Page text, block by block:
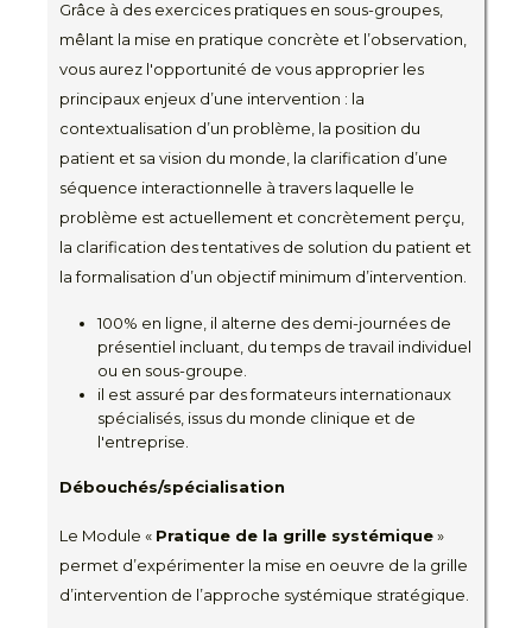
Grâce à des exercices pratiques en sous-groupes,
mêlant la mise en pratique concrète et l’observation,
vous aurez l'opportunité de vous approprier les
principaux enjeux d’une intervention : la
contextualisation d’un problème, la position du
patient et sa vision du monde, la clarification d’une
séquence interactionnelle à travers laquelle le
problème est actuellement et concrètement perçu,
la clarification des tentatives de solution du patient et
la formalisation d’un objectif minimum d’intervention.
100% en ligne, il alterne des demi-journées de
présentiel incluant, du temps de travail individuel
ou en sous-groupe.
il est assuré par des formateurs internationaux
spécialisés, issus du monde clinique et de
l'entreprise.
Débouchés/spécialisation
Le Module « Pratique de la grille systémique»
permet d’expérimenter la mise en oeuvre de la grille
d’intervention de l’approche systémique stratégique.